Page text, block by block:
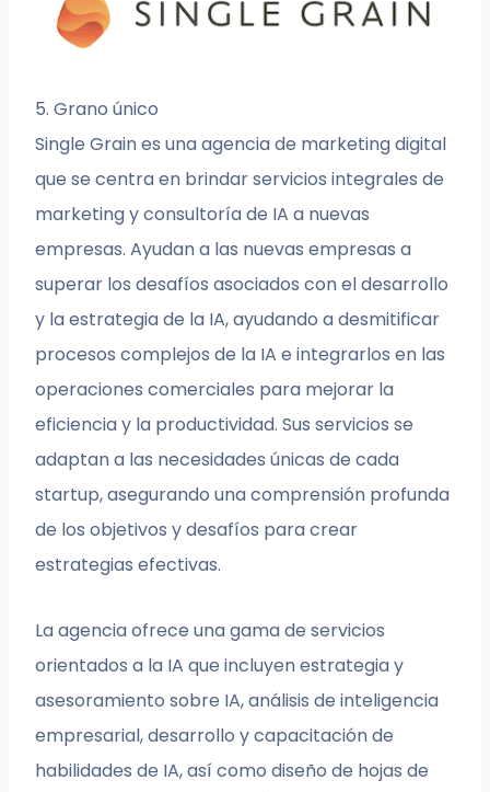
5. Grano único
Single Grain es una agencia de marketing digital
que se centra en brindar servicios integrales de
marketing y consultoría de IA a nuevas
empresas. Ayudan a las nuevas empresas a
superar los desafíos asociados con el desarrollo
y la estrategia de la IA, ayudando a desmitificar
procesos complejos de la IA e integrarlos en las
operaciones comerciales para mejorar la
eficiencia y la productividad. Sus servicios se
adaptan a las necesidades únicas de cada
startup, asegurando una comprensión profunda
de los objetivos y desafíos para crear
estrategias efectivas.
La agencia ofrece una gama de servicios
orientados a la IA que incluyen estrategia y
asesoramiento sobre IA, análisis de inteligencia
empresarial, desarrollo y capacitación de
habilidades de IA, así como diseño de hojas de